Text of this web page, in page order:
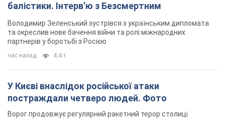
балістики. Інтерв’ю з Безсмертним
Володимир Зеленський зустрівся з українським дипломата
та окреслив нове бачення війни та ролі міжнародних
партнерів у боротьбі з Росією
час назад 4,4 т.
У Києві внаслідок російської атаки
постраждали четверо людей. Фото
Ворог продовжує регулярний ракетний терор столиці